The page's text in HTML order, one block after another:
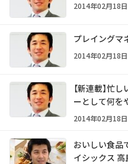
2014年02月18
プレイングマ
2014年02月18
【新連載】忙
ーとして何を
2014年02月18
おいしい食品
イシックス 高